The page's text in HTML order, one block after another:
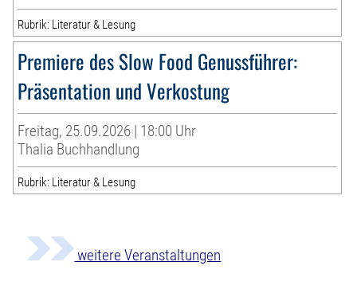
Rubrik: Literatur & Lesung
Premiere des Slow Food Genussführer:
Präsentation und Verkostung
Freitag, 25.09.2026 | 18:00 Uhr
Thalia Buchhandlung
Rubrik: Literatur & Lesung
weitere Veranstaltungen